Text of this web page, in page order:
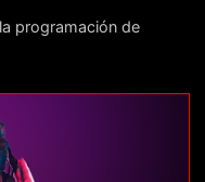
programación de